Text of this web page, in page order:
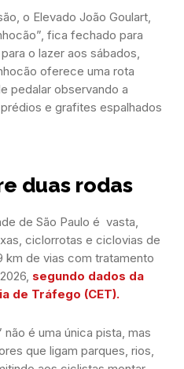
o Elevado João Goulart,
fica fechado para
o lazer aos sábados,
oferece uma rota
pedalar observando a
e grafites espalhados
duas rodas
de São Paulo é vasta,
ciclorrotas e ciclovias de
km de vias com tratamento
segundo dados da
de Tráfego (CET).
não é uma única pista, mas
que ligam parques, rios,